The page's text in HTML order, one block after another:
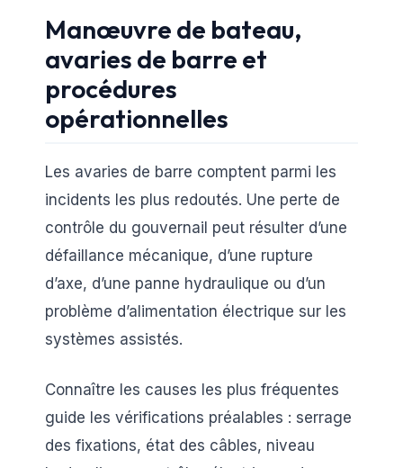
Manœuvre de bateau,
avaries de barre et
procédures
opérationnelles
Les avaries de barre comptent parmi les
incidents les plus redoutés. Une perte de
contrôle du gouvernail peut résulter d’une
défaillance mécanique, d’une rupture
d’axe, d’une panne hydraulique ou d’un
problème d’alimentation électrique sur les
systèmes assistés.
Connaître les causes les plus fréquentes
guide les vérifications préalables : serrage
des fixations, état des câbles, niveau